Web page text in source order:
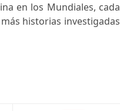
en los Mundiales, cada
historias investigadas